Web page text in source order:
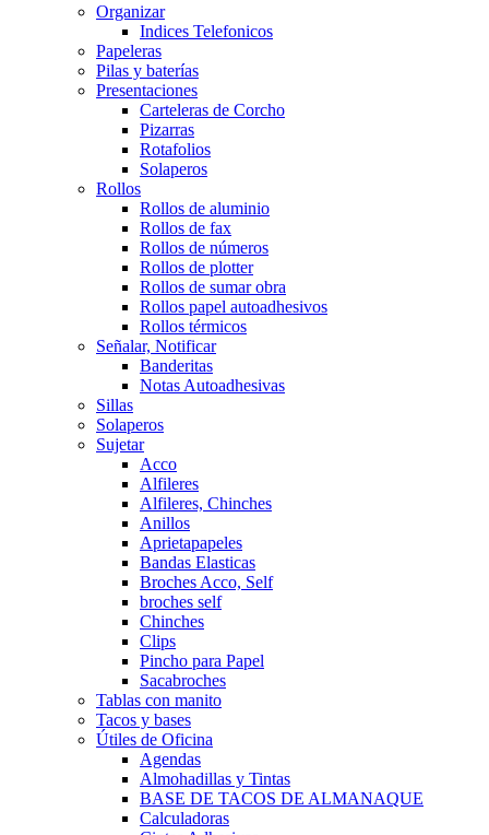
Organizar
Indices Telefonicos
Papeleras
Pilas y baterías
Presentaciones
Carteleras de Corcho
Pizarras
Rotafolios
Solaperos
Rollos
Rollos de aluminio
Rollos de fax
Rollos de números
Rollos de plotter
Rollos de sumar obra
Rollos papel autoadhesivos
Rollos térmicos
Señalar, Notificar
Banderitas
Notas Autoadhesivas
Sillas
Solaperos
Sujetar
Acco
Alfileres
Alfileres, Chinches
Anillos
Aprietapapeles
Bandas Elasticas
Broches Acco, Self
broches self
Chinches
Clips
Pincho para Papel
Sacabroches
Tablas con manito
Tacos y bases
Útiles de Oficina
Agendas
Almohadillas y Tintas
BASE DE TACOS DE ALMANAQUE
Calculadoras